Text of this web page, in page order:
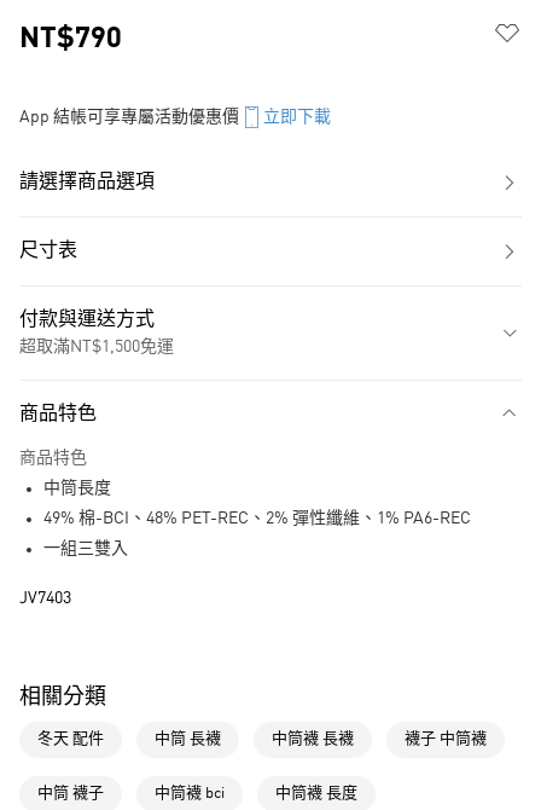
NT$790
App 結帳可享專屬活動優惠價 立即下載
請選擇商品選項
尺寸表
付款與運送方式
超取滿NT$1,500免運
LINE Pay
每筆NT$80，滿NT$1,500(含以上)免運費
付款後全家取貨
商品特色
商品特色
中筒長度
49% 棉-BCI、48% PET-REC、2% 彈性纖維、1% PA6-REC
一組三雙入
JV7403
相關分類
冬天 配件 中筒 長襪 中筒襪 長襪 襪子 中筒襪
中筒 襪子 中筒襪 bci 中筒襪 長度